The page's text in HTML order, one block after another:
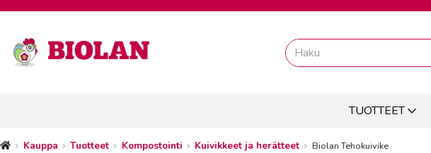
TUOTTEET
EtusivuKauppa Tuotteet Kompostointi Kuivikkeet ja herätteet Biolan Tehokuivike